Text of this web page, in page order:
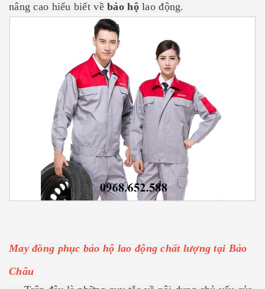
nâng cao hiểu biết vềbảo hộlao động.
May đồng phục bảo hộ lao động chất lượng tại Bảo
Châu